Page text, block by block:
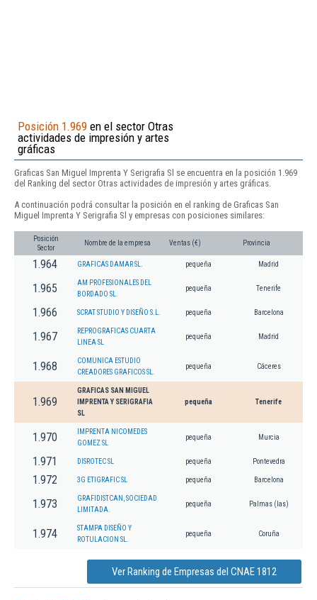
Posición 1.969 en el sector Otras
actividades de impresión y artes
gráficas
Graficas San Miguel Imprenta Y Serigrafia Sl se encuentra en la posición 1.969
del Ranking del sector Otras actividades de impresión y artes gráficas.
A continuación podrá consultar la posición en el ranking de Graficas San
Miguel Imprenta Y Serigrafia Sl y empresas con posiciones similares:
Posición
Sector
Nombre de la empresa Ventas (€) Provincia
1.964 GRAFICAS DAMAR SL. pequeña Madrid
1.965
AM PROFESIONALES DEL
BORDADO SL.
pequeña Tenerife
1.966 SCRAT STUDIO Y DISEÑO S.L. pequeña Barcelona
1.967
REPROGRAFICAS CUARTA
LINEA SL
pequeña Madrid
1.968
COMUNICA ESTUDIO
CREADORES GRAFICOS SL.
pequeña Cáceres
1.969
GRAFICAS SAN MIGUEL
IMPRENTA Y SERIGRAFIA
SL
pequeña Tenerife
1.970
IMPRENTA NICOMEDES
GOMEZ SL
pequeña Murcia
1.971 DISROTEC SL pequeña Pontevedra
1.972 3G ETIGRAFIC SL pequeña Barcelona
1.973
GRAFIDISTCAN, SOCIEDAD
LIMITADA.
pequeña Palmas (las)
1.974
STAMPA DISEÑO Y
ROTULACION SL.
pequeña Coruña
Ver Ranking de Empresas del CNAE 1812